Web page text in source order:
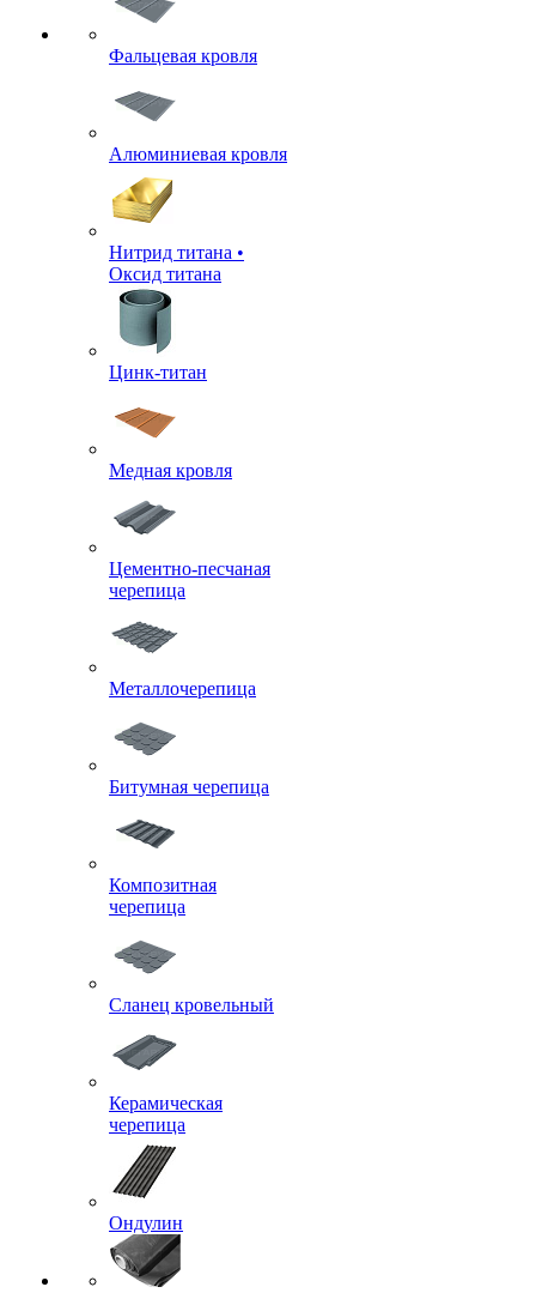
Фальцевая кровля
Алюминиевая кровля
Нитрид титана •
Оксид титана
Цинк-титан
Медная кровля
Цементно-песчаная
черепица
Металлочерепица
Битумная черепица
Композитная
черепица
Сланец кровельный
Керамическая
черепица
Ондулин